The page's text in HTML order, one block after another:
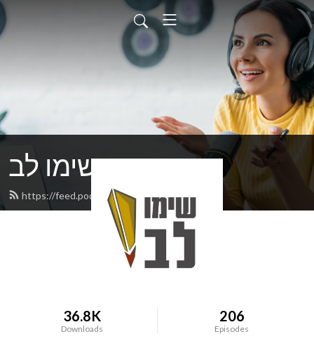
שימו לב
https://feed.podbean.com/Mor/feed.xml
36.8K
Downloads
206
Episodes